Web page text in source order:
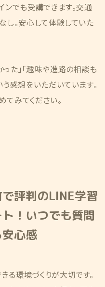
でも受講できます。交通
し。安心して体験していた
た」「趣味や進路の相談も
う感想をいただいています。
みてください。
評判のLINE学習
！いつでも質問
心感
環境づくりが大切です。